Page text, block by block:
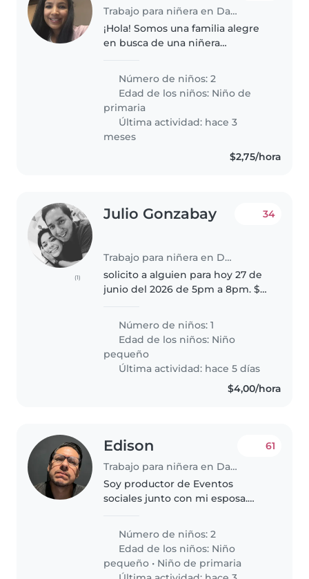
Trabajo para niñera en Daule
¡Hola! Somos una familia alegre
en busca de una niñera
nuestros dos hijos, ambos en
edad escolar. Nuestros niños son
muy deportistas, llenos de
energía e..
Número de niños: 2
Edad de los niños: Niño de
primaria
Última actividad: hace 3
meses
$2,75/hora
(1)
Julio Gonzabay
Trabajo para niñera en Daule
34
solicito a alguien para hoy 27 de
junio del 2026 de 5pm a 8pm. $15
acompañar a la familia a una
cena y atender al bebé Nuestro..
Número de niños: 1
Edad de los niños: Niño
pequeño
Última actividad: hace 5 días
$4,00/hora
Edison
Trabajo para niñera en Daule
61
Soy productor de Eventos
sociales junto con mi esposa.
años) estamos en búsqueda de
asistente doméstica 3 veces por
semana (lunes, miércoles y
viernes)..
Número de niños: 2
Edad de los niños: Niño
pequeño • Niño de primaria